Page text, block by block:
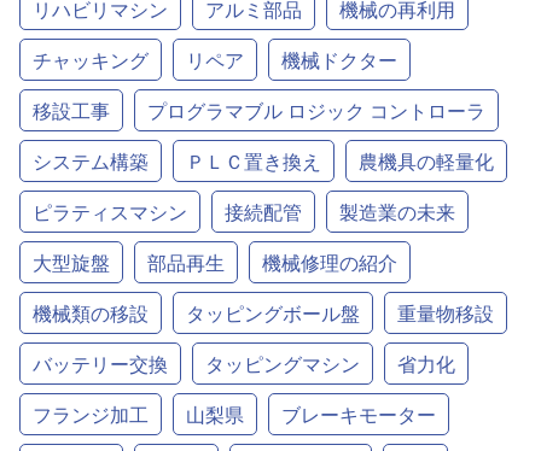
リハビリマシン アルミ部品
機械の再利用
チャッキング
リペア
機械ドクター
移設工事
プログラマブル ロジック コントローラ
システム構築
ＰＬＣ置き換え
農機具の軽量化
ピラティスマシン
接続配管
製造業の未来
大型旋盤
部品再生
機械修理の紹介
機械類の移設
タッピングボール盤
重量物移設
バッテリー交換
タッピングマシン
省力化
フランジ加工
山梨県
ブレーキモーター